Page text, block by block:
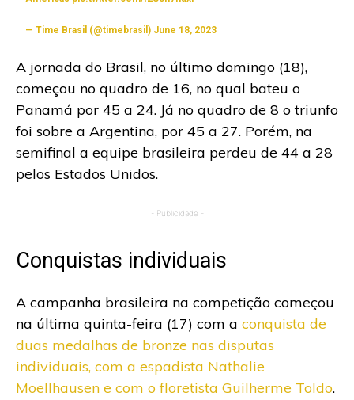
— Time Brasil (@timebrasil) June 18, 2023
A jornada do Brasil, no último domingo (18),
começou no quadro de 16, no qual bateu o
Panamá por 45 a 24. Já no quadro de 8 o triunfo
foi sobre a Argentina, por 45 a 27. Porém, na
semifinal a equipe brasileira perdeu de 44 a 28
pelos Estados Unidos.
- Publicidade -
Conquistas individuais
A campanha brasileira na competição começou
na última quinta-feira (17) com a conquista de
duas medalhas de bronze nas disputas
individuais, com a espadista Nathalie
Moellhausen e com o floretista Guilherme Toldo.